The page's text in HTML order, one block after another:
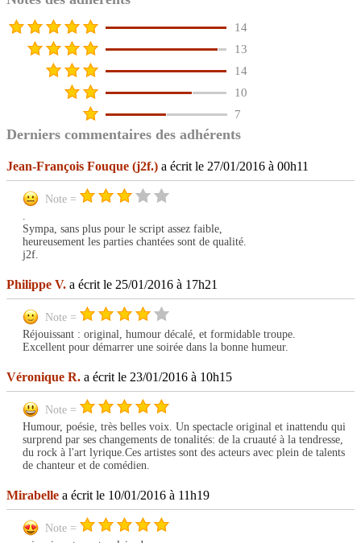
14
13
14
10
7
Derniers commentaires des adhérents
Jean-François Fouque (j2f.) a écrit le 27/01/2016 à 00h11
Note =
.
Sympa, sans plus pour le script assez faible,
heureusement les parties chantées sont de qualité.
j2f.
Philippe V. a écrit le 25/01/2016 à 17h21
Note =
Réjouissant : original, humour décalé, et formidable troupe.
Excellent pour démarrer une soirée dans la bonne humeur.
Véronique R. a écrit le 23/01/2016 à 10h15
Note =
Humour, poésie, très belles voix. Un spectacle original et inattendu qui
surprend par ses changements de tonalités: de la cruauté à la tendresse,
du rock à l'art lyrique.Ces artistes sont des acteurs avec plein de talents
de chanteur et de comédien.
Mirabelle a écrit le 10/01/2016 à 11h19
Note =